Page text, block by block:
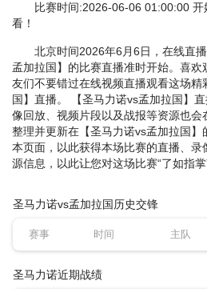
比赛时间:2026-06-06 01:00:00
看！
北京时间2026年6月6日，在线直
孟加拉国】的比赛直播准时开始。喜欢
友们不要错过在线视频直播观看这场精
国】直播。 【圣马力诺vs孟加拉国】
像回放、视频片段以及战报等资源也会
整理并更新在【圣马力诺vs孟加拉国
本页面，以此获得本场比赛的直播、录
源信息，以此让您对这场比赛“了如指掌”
圣马力诺vs孟加拉国历史交锋
赛事 时间 主队
圣马力诺近期战绩